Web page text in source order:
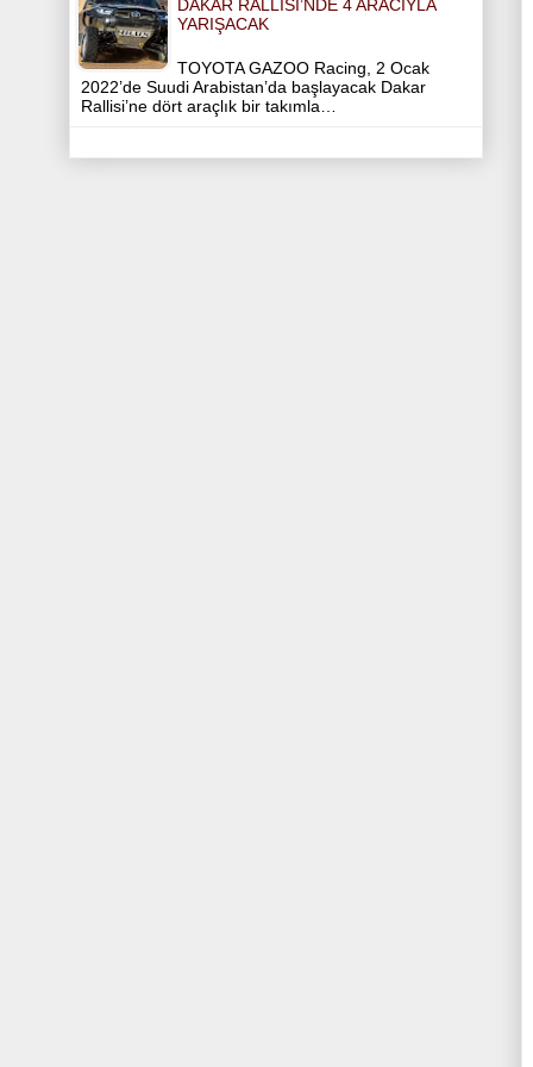
DAKAR RALLISI’NDE 4 ARACIYLA
YARIŞACAK
TOYOTA GAZOO Racing, 2 Ocak
2022’de Suudi Arabistan’da başlayacak Dakar
Rallisi’ne dört araçlık bir takımla…